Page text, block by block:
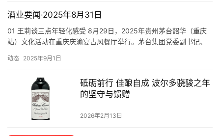
Scheduled…
酒业要闻·2025年8月31日
01 王莉谈三点年轻化感受 8月29日，2025年贵州茅台韶华（重庆
站）文化活动在重庆庆渝宴古风餐厅举行。茅台集团党委副书记、
台“年轻化”战略的未来。 在致辞中，王莉以《悦韶华青春底色 赴未
三点关于年轻化的感受。一是“活力”驱动，让“肌体”…
动态 2025年9月1日
砥砺前行 佳酿自成 波尔多骁骏之年
的坚守与馈赠
2026年2月13日